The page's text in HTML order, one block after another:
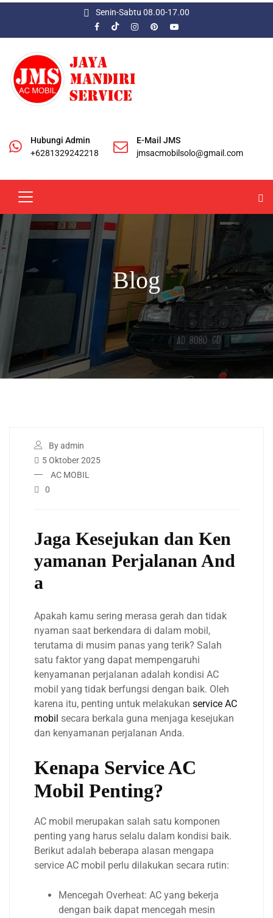
Senin-Sabtu 08.00-17.00
Hubungi Admin
+6281329242218
E-Mail JMS
jmsacmobilsolo@gmail.com
Blog
By admin
5 Oktober 2025
AC MOBIL
0
Jaga Kesejukan dan Ken
yamanan Perjalanan And
a
Apakah kamu sering merasa gerah dan tidak
nyaman saat berkendara di dalam mobil,
terutama di musim panas yang terik? Salah
satu faktor yang dapat mempengaruhi
kenyamanan perjalanan adalah kondisi AC
mobil yang tidak berfungsi dengan baik. Oleh
karena itu, penting untuk melakukan service AC
mobil secara berkala guna menjaga kesejukan
dan kenyamanan perjalanan Anda.
Kenapa Service AC
Mobil Penting?
AC mobil merupakan salah satu komponen
penting yang harus selalu dalam kondisi baik.
Berikut adalah beberapa alasan mengapa
service AC mobil perlu dilakukan secara rutin:
Mencegah Overheat: AC yang bekerja
dengan baik dapat mencegah mesin